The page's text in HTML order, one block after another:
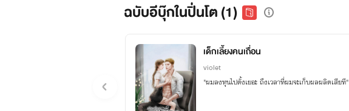
ฉบับอีบุ๊กในปิ่นโต (1)
เด็กเลี้ยงคนเถื่อน
violet
"ผมลงทุนไปตั้งเยอะ ถึงเวลาที่ผมจะเก็บผลผลิตเสียที"